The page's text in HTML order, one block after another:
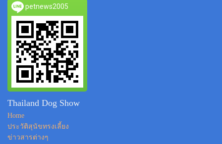
petnews2005
Thailand Dog Show
Home
ประวัติสุนัขทรงเลี้ยง
ข่าวสารต่างๆ